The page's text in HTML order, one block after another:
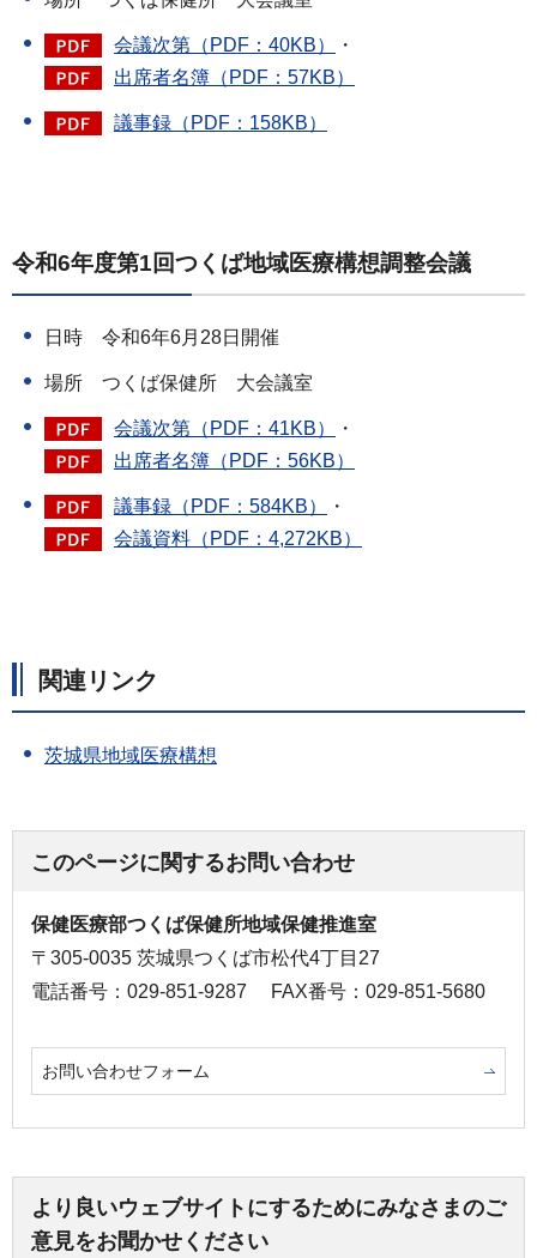
会議次第（PDF：40KB）
・
出席者名簿（PDF：57KB）
議事録（PDF：158KB）
令和6年度第1回つくば地域医療構想調整会議
日時 令和6年6月28日開催
場所 つくば保健所 大会議室
会議次第（PDF：41KB）
・
出席者名簿（PDF：56KB）
議事録（PDF：584KB）
・
会議資料（PDF：4,272KB）
関連リンク
茨城県地域医療構想
このページに関するお問い合わせ
保健医療部つくば保健所地域保健推進室
〒305-0035 茨城県つくば市松代4丁目27
電話番号：029-851-9287
FAX番号：029-851-5680
お問い合わせフォーム
より良いウェブサイトにするためにみなさまのご
意見をお聞かせください